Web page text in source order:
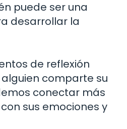
puede ser una
desarrollar la
de reflexión
comparte su
conectar más
sus emociones y